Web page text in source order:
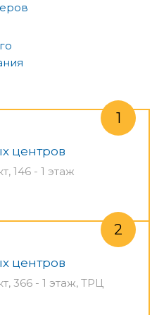
центров
146 - 1 этаж
центров
366 - 1 этаж, ТРЦ